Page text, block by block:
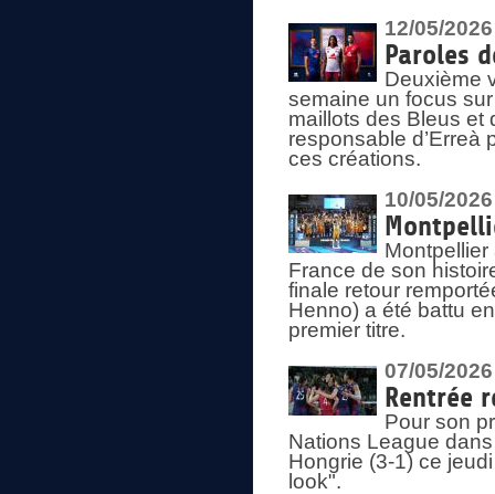
12/05/2026
Paroles
Deuxième
semaine un focus
maillots des Bleus et
responsable d’Erreà
ces créations.
10/05/2026
France de son
finale retour
Henno) a été battu
premier titre.
07/05/2026
Rentrée
Pour son
Nations League
Hongrie (3-1) ce
look".